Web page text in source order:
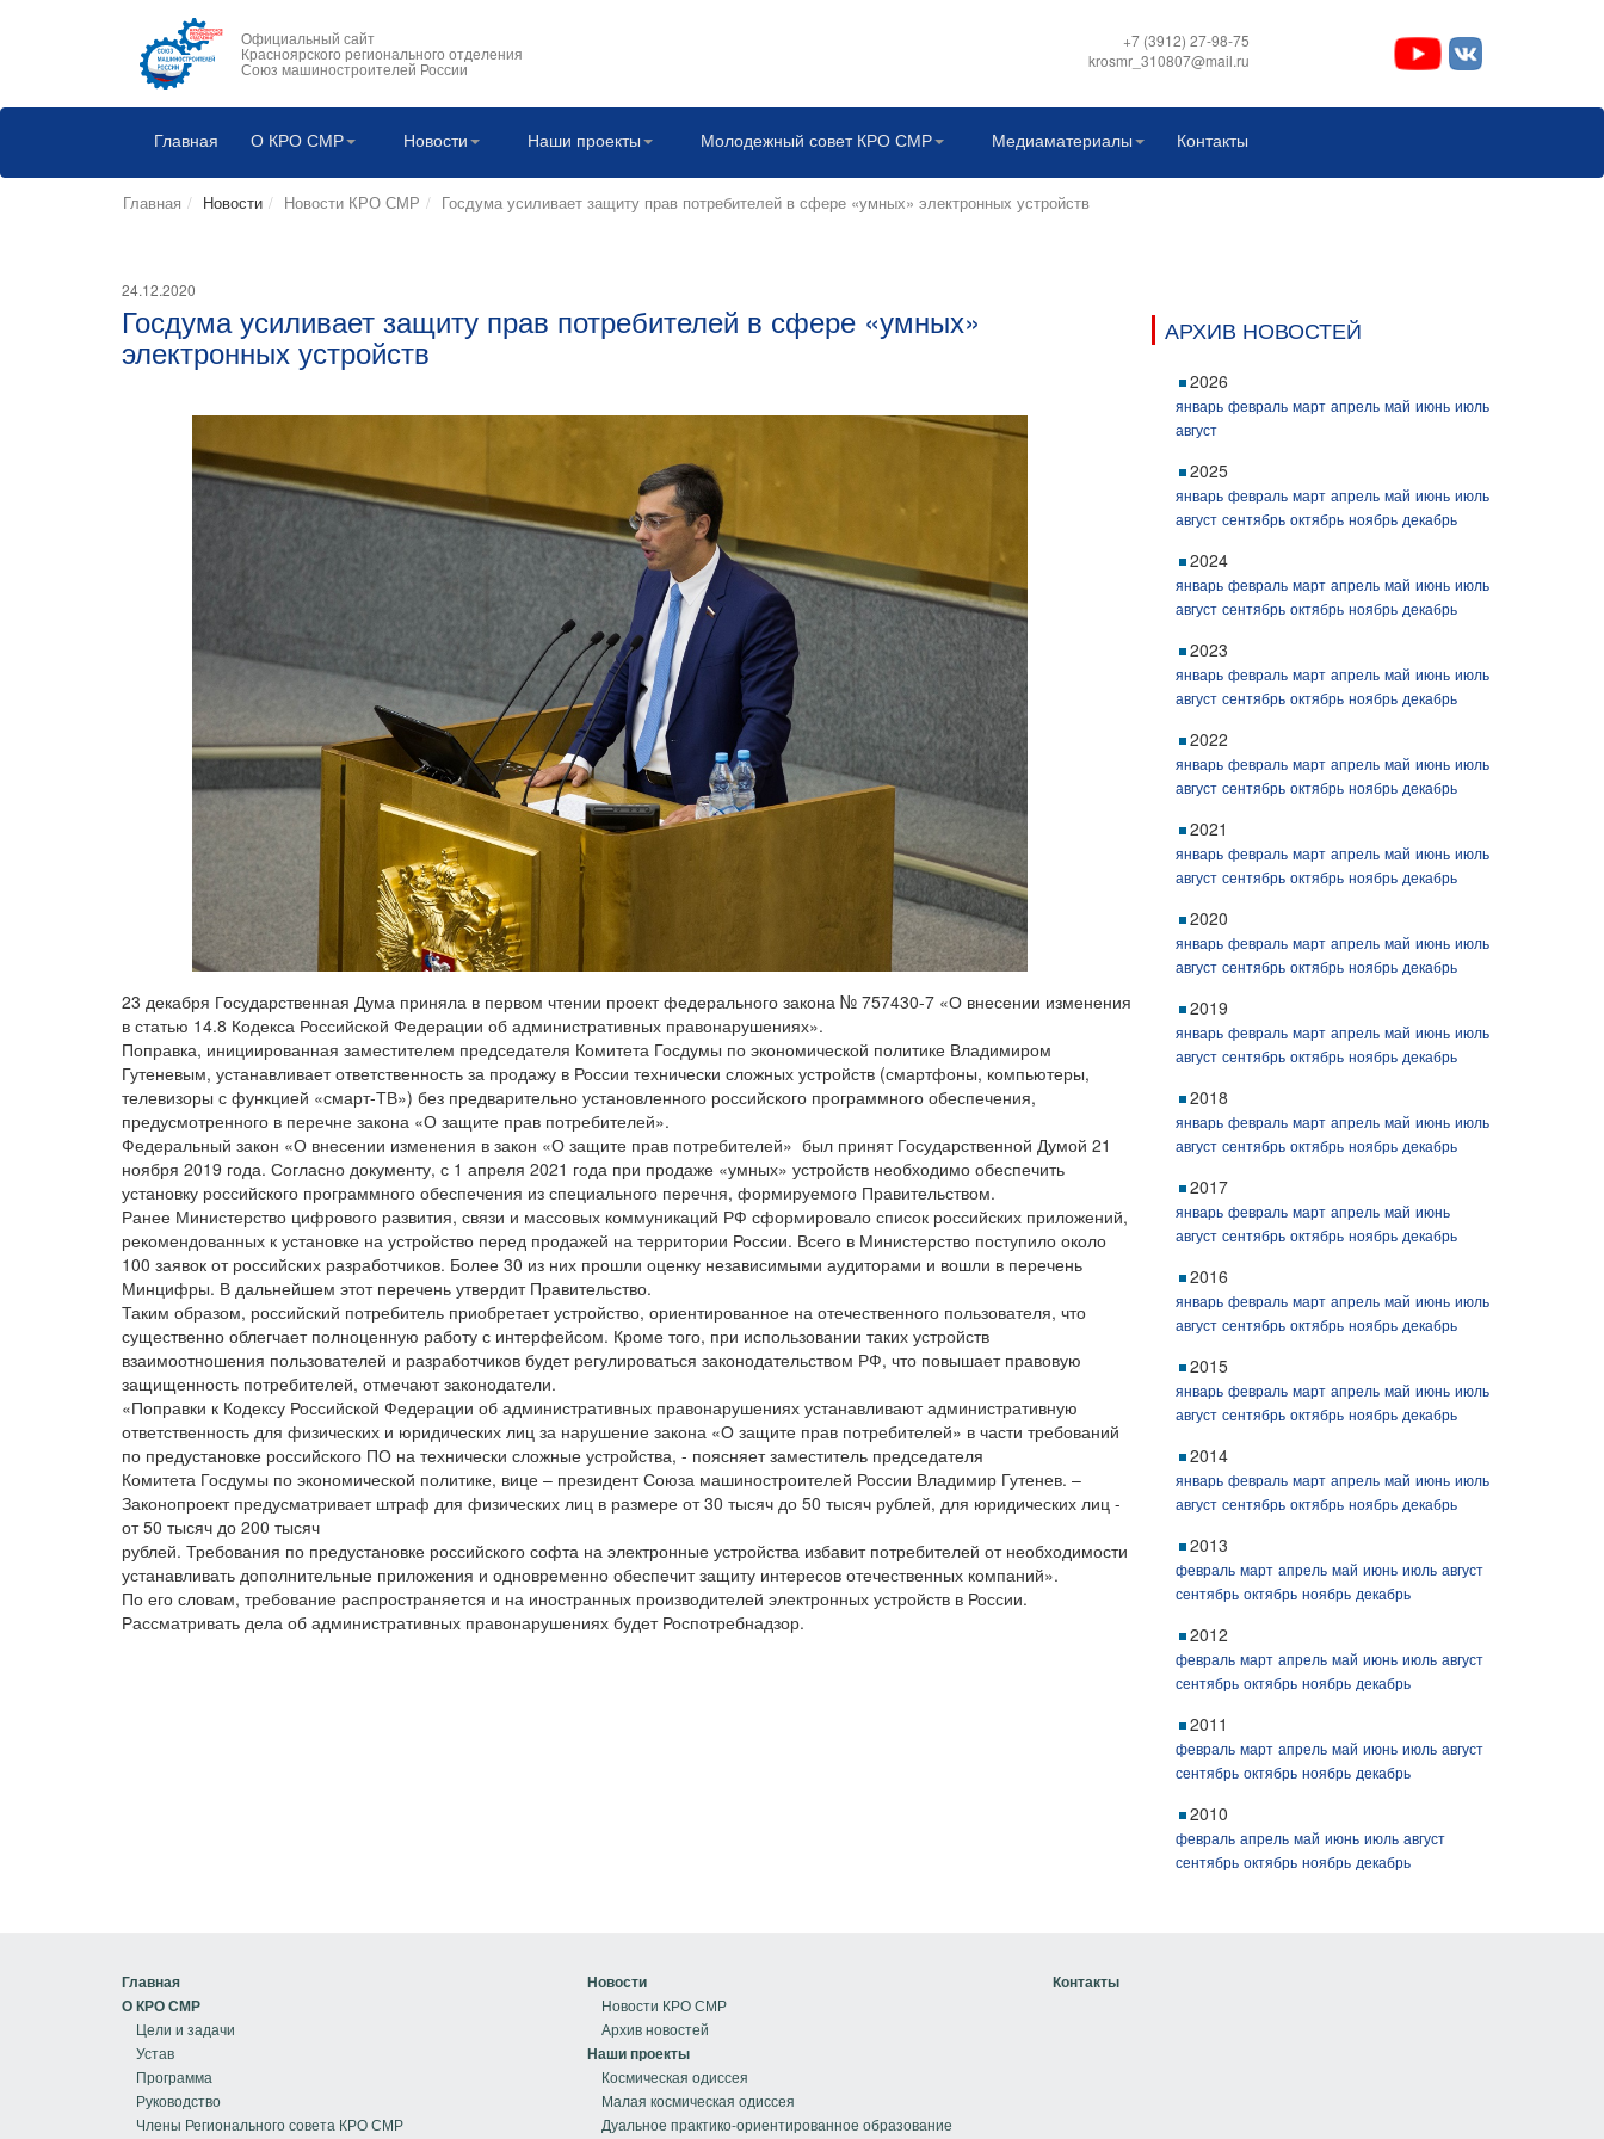
Официальный сайт
Красноярского регионального отделения
Союз машиностроителей России
+7 (3912) 27-98-75
krosmr_310807@mail.ru
Главная О КРО СМР Новости Наши проекты Молодежный совет КРО СМР Медиаматериалы Контакты
Главная Новости Новости КРО СМР Госдума усиливает защиту прав потребителей в сфере «умных» электронных устройств
24.12.2020
Госдума усиливает защиту прав потребителей в сфере «умных»
электронных устройств
23 декабря Государственная Дума приняла в первом чтении проект федерального закона № 757430-7 «О внесении изменения
в статью 14.8 Кодекса Российской Федерации об административных правонарушениях».
Поправка, инициированная заместителем председателя Комитета Госдумы по экономической политике Владимиром
Гутеневым, устанавливает ответственность за продажу в России технически сложных устройств (смартфоны, компьютеры,
телевизоры с функцией «смарт-ТВ») без предварительно установленного российского программного обеспечения,
предусмотренного в перечне закона «О защите прав потребителей».
Федеральный закон «О внесении изменения в закон «О защите прав потребителей» был принят Государственной Думой 21
ноября 2019 года. Согласно документу, с 1 апреля 2021 года при продаже «умных» устройств необходимо обеспечить
установку российского программного обеспечения из специального перечня, формируемого Правительством.
Ранее Министерство цифрового развития, связи и массовых коммуникаций РФ сформировало список российских приложений,
рекомендованных к установке на устройство перед продажей на территории России. Всего в Министерство поступило около
100 заявок от российских разработчиков. Более 30 из них прошли оценку независимыми аудиторами и вошли в перечень
Минцифры. В дальнейшем этот перечень утвердит Правительство.
Таким образом, российский потребитель приобретает устройство, ориентированное на отечественного пользователя, что
существенно облегчает полноценную работу с интерфейсом. Кроме того, при использовании таких устройств
взаимоотношения пользователей и разработчиков будет регулироваться законодательством РФ, что повышает правовую
защищенность потребителей, отмечают законодатели.
«Поправки к Кодексу Российской Федерации об административных правонарушениях устанавливают административную
ответственность для физических и юридических лиц за нарушение закона «О защите прав потребителей» в части требований
по предустановке российского ПО на технически сложные устройства, - поясняет заместитель председателя
Комитета Госдумы по экономической политике, вице – президент Союза машиностроителей России Владимир Гутенев. –
Законопроект предусматривает штраф для физических лиц в размере от 30 тысяч до 50 тысяч рублей, для юридических лиц -
от 50 тысяч до 200 тысяч
рублей. Требования по предустановке российского софта на электронные устройства избавит потребителей от необходимости
устанавливать дополнительные приложения и одновременно обеспечит защиту интересов отечественных компаний».
По его словам, требование распространяется и на иностранных производителей электронных устройств в России.
Рассматривать дела об административных правонарушениях будет Роспотребнадзор.
АРХИВ НОВОСТЕЙ
2026
январь февраль март апрель май июнь июль
август
2025
январь февраль март апрель май июнь июль
август сентябрь октябрь ноябрь декабрь
2024
январь февраль март апрель май июнь июль
август сентябрь октябрь ноябрь декабрь
2023
январь февраль март апрель май июнь июль
август сентябрь октябрь ноябрь декабрь
2022
январь февраль март апрель май июнь июль
август сентябрь октябрь ноябрь декабрь
2021
январь февраль март апрель май июнь июль
август сентябрь октябрь ноябрь декабрь
2020
январь февраль март апрель май июнь июль
август сентябрь октябрь ноябрь декабрь
2019
январь февраль март апрель май июнь июль
август сентябрь октябрь ноябрь декабрь
2018
январь февраль март апрель май июнь июль
август сентябрь октябрь ноябрь декабрь
2017
январь февраль март апрель май июнь
август сентябрь октябрь ноябрь декабрь
2016
январь февраль март апрель май июнь июль
август сентябрь октябрь ноябрь декабрь
2015
январь февраль март апрель май июнь июль
август сентябрь октябрь ноябрь декабрь
2014
январь февраль март апрель май июнь июль
август сентябрь октябрь ноябрь декабрь
2013
февраль март апрель май июнь июль август
сентябрь октябрь ноябрь декабрь
2012
февраль март апрель май июнь июль август
сентябрь октябрь ноябрь декабрь
2011
февраль март апрель май июнь июль август
сентябрь октябрь ноябрь декабрь
2010
февраль апрель май июнь июль август
сентябрь октябрь ноябрь декабрь
Главная
О КРО СМР
Цели и задачи
Устав
Программа
Руководство
Члены Регионального совета КРО СМР
Новости
Новости КРО СМР
Архив новостей
Наши проекты
Космическая одиссея
Малая космическая одиссея
Дуальное практико-ориентированное образование
Контакты